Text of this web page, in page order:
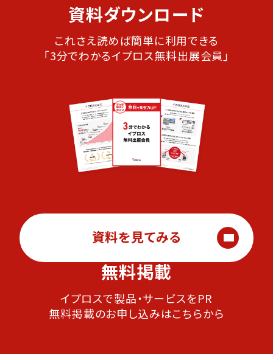
資料ダウンロード
これさえ読めば簡単に利用できる
「3分でわかるイプロス無料出展会員」
資料を見てみる
無料掲載
イプロスで製品・サービスをPR
無料掲載のお申し込みはこちらから